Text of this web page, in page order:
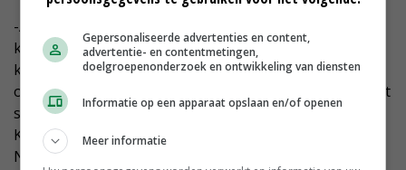
-Aan de slag te gaan met het instellen van de fiscale
klimaat- en calamiteitenreserve. Met deze reserve
kunnen agrarisch ondernemers financiële buffers
opbouwen in goede jaren om te gebruiken in jaren met
schade door bijvoorbeeld droogte of wateroverlast.
Keuzes te maken bij het takenpakket van de
Nederlandse Voedsel- en Warenautoriteit: welke taken
Gepersonaliseerde advertenties en content,
advertentie- en contentmetingen,
doelgroepenonderzoek en ontwikkeling van diensten
Informatie op een apparaat opslaan en/of openen
Meer informatie